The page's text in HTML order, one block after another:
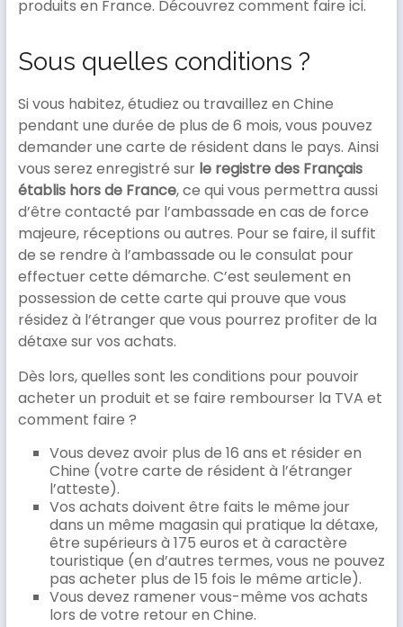
produits en France. Découvrez comment faire ici.
Sous quelles conditions ?
Si vous habitez, étudiez ou travaillez en Chine
pendant une durée de plus de 6 mois, vous pouvez
demander une carte de résident dans le pays. Ainsi
vous serez enregistré sur le registre des Français
établis hors de France, ce qui vous permettra aussi
d’être contacté par l’ambassade en cas de force
majeure, réceptions ou autres. Pour se faire, il suffit
de se rendre à l’ambassade ou le consulat pour
effectuer cette démarche. C’est seulement en
possession de cette carte qui prouve que vous
résidez à l’étranger que vous pourrez profiter de la
détaxe sur vos achats.
Dès lors, quelles sont les conditions pour pouvoir
acheter un produit et se faire rembourser la TVA et
comment faire ?
Vous devez avoir plus de 16 ans et résider en
Chine (votre carte de résident à l’étranger
l’atteste).
Vos achats doivent être faits le même jour
dans un même magasin qui pratique la détaxe,
être supérieurs à 175 euros et à caractère
touristique (en d’autres termes, vous ne pouvez
pas acheter plus de 15 fois le même article).
Vous devez ramener vous-même vos achats
lors de votre retour en Chine.